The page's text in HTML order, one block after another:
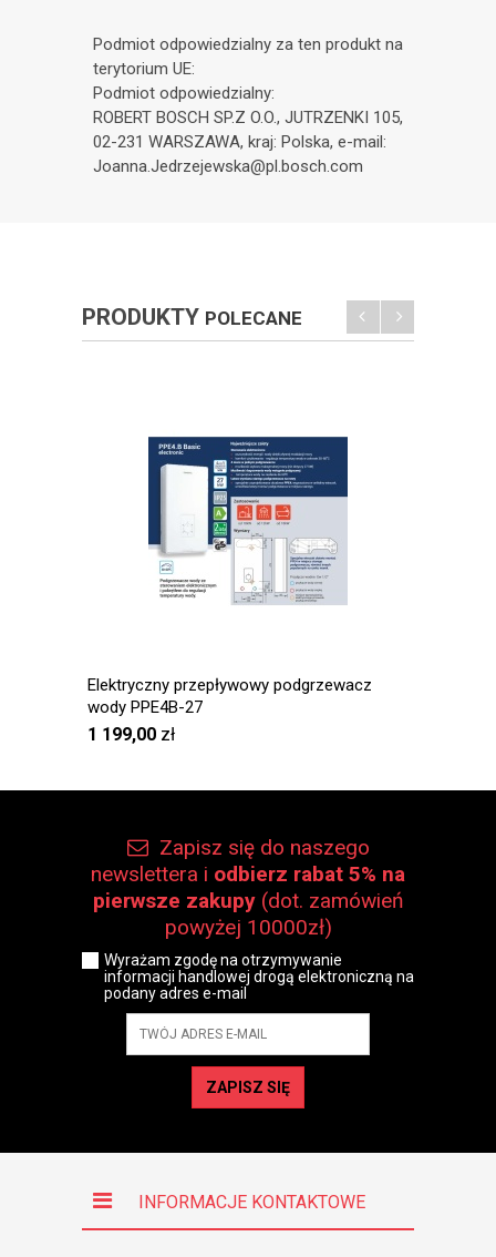
Podmiot odpowiedzialny za ten produkt na
terytorium UE:
Podmiot odpowiedzialny:
ROBERT BOSCH SP.Z O.O., JUTRZENKI 105,
02-231 WARSZAWA, kraj: Polska, e-mail:
Joanna.Jedrzejewska@pl.bosch.com
PRODUKTY POLECANE
Elektryczny przepływowy podgrzewacz
wody PPE4B-27
1 199,00 zł
Zapisz się do naszego
newslettera i odbierz rabat 5% na
pierwsze zakupy (dot. zamówień
powyżej 10000zł)
Wyrażam zgodę na otrzymywanie
informacji handlowej drogą elektroniczną na
podany adres e-mail
ZAPISZ SIĘ
INFORMACJE KONTAKTOWE